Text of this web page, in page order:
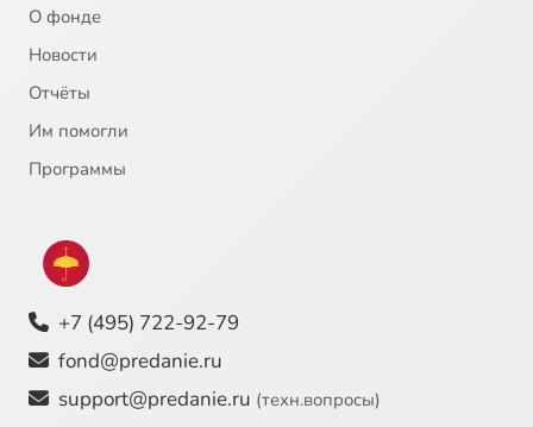
О фонде
Новости
Отчёты
Им помогли
Программы
+7 (495) 722-92-79
fond@predanie.ru
support@predanie.ru (техн.вопросы)